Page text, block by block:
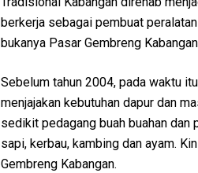
berkerja sebagai pembuat
bukanya Pasar Gembreng
Sebelum tahun 2004, pada waktu
menjajakan kebutuhan dapur dan
sedikit pedagang buah buahan dan
sapi, kerbau, kambing dan ayam.
Gembreng Kabangan.